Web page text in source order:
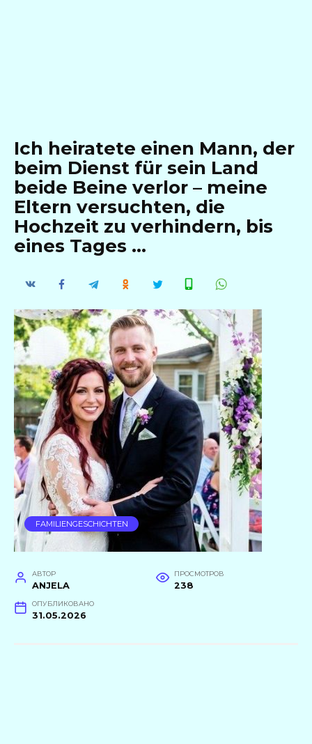
Ich heiratete einen Mann, der
beim Dienst für sein Land
beide Beine verlor – meine
Eltern versuchten, die
Hochzeit zu verhindern, bis
eines Tages …
FAMILIENGESCHICHTEN
АВТОР
ANJELA
ПРОСМОТРОВ
238
ОПУБЛИКОВАНО
31.05.2026